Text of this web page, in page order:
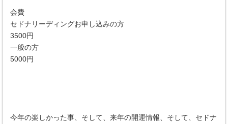
会費
セドナリーディングお申し込みの方
3500円
一般の方
5000円
今年の楽しかった事、そして、来年の開運情報、そして、セドナ